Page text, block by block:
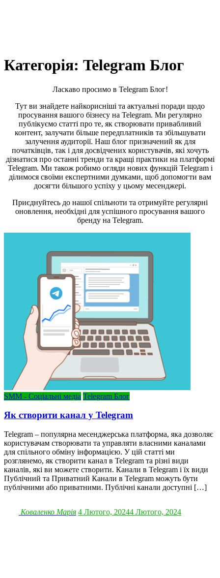
Категорія: Telegram Блог
Ласкаво просимо в Telegram Блог!
Тут ви знайдете найкорисніші та актуальні поради щодо
просування вашого бізнесу на Telegram. Ми регулярно
публікуємо статті про те, як створювати привабливий
контент, залучати більше передплатників та збільшувати
залучення аудиторії. Наш блог призначений як для
початківців, так і для досвідчених користувачів, які хочуть
дізнатися про останні тренди та кращі практики на платформі
Telegram. Ми також робимо огляди нових функцій Telegram і
ділимося своїми експертними думками, щоб допомогти вам
досягти більшого успіху у цьому месенджері.
Приєднуйтесь до нашої спільноти та отримуйте регулярні
оновлення, необхідні для успішного просування вашого
бренду на Telegram.
SMM - Соціальні медіа Telegram Блог
Як створити канал у Telegram
Telegram – популярна месенджерська платформа, яка дозволяє
користувачам створювати та управляти власними каналами
для спільного обміну інформацією. У цій статті ми
розглянемо, як створити канал в Telegram та різні види
каналів, які ви можете створити. Канали в Telegram і їх види
Публічний та Приватний Канали в Telegram можуть бути
публічними або приватними. Публічні канали доступні […]
Коваленко Марія 4 Лютого, 20244 Лютого, 2024